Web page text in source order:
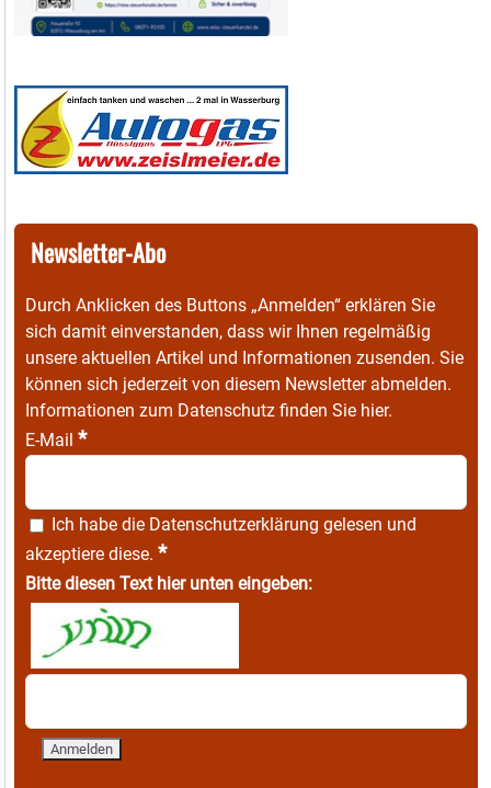
Newsletter-Abo
Durch Anklicken des Buttons „Anmelden“ erklären Sie
sich damit einverstanden, dass wir Ihnen regelmäßig
unsere aktuellen Artikel und Informationen zusenden. Sie
können sich jederzeit von diesem Newsletter abmelden.
Informationen zum Datenschutz finden Sie hier.
E-Mail *
Ich habe die Datenschutzerklärung gelesen und
akzeptiere diese. *
Bitte diesen Text hier unten eingeben: